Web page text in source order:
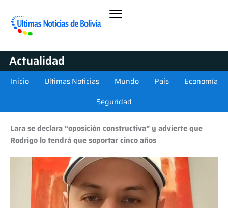
Actualidad
Inicio Ultimas Noticias Mundo País
Economía
Seguridad
Lara se declara “oposición constructiva” y advierte que
Rodrigo lo tendrá que soportar cinco años